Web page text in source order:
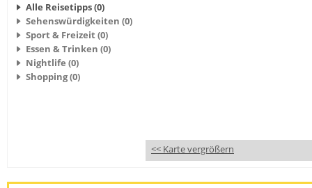
Alle Reisetipps (0)
Sehenswürdigkeiten (0)
Sport & Freizeit (0)
Essen & Trinken (0)
Nightlife (0)
Shopping (0)
<< Karte vergrößern